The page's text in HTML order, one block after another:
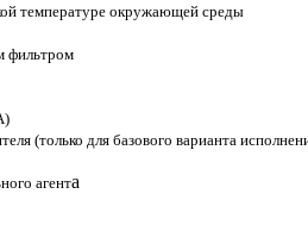
температуре окружающей среды
фильтром
(только для базового варианта
агента